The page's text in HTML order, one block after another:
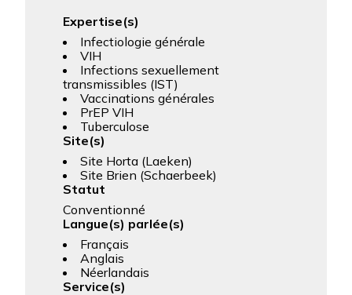
Expertise(s)
Infectiologie générale
VIH
Infections sexuellement
transmissibles (IST)
Vaccinations générales
PrEP VIH
Tuberculose
Site(s)
Site Horta (Laeken)
Site Brien (Schaerbeek)
Statut
Conventionné
Langue(s) parlée(s)
Français
Anglais
Néerlandais
Service(s)